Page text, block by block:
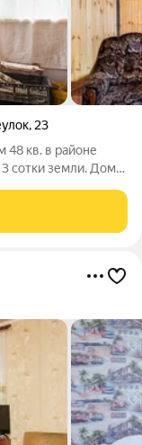
, 23
48 кв. в районе
сотки земли. Дом
окна. Крыша